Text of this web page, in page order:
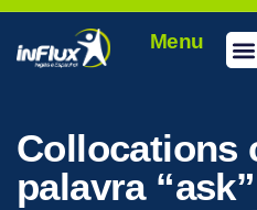
Menu
Collocations
palavra